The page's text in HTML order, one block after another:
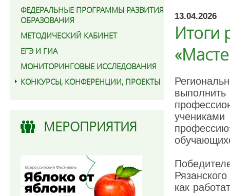
ФЕДЕРАЛЬНЫЕ ПРОГРАММЫ РАЗВИТИЯ
ОБРАЗОВАНИЯ
МЕТОДИЧЕСКИЙ КАБИНЕТ
ЕГЭ И ГИА
МОНИТОРИНГОВЫЕ ИССЛЕДОВАНИЯ
КОНКУРСЫ, КОНФЕРЕНЦИИ, ПРОЕКТЫ
МЕРОПРИЯТИЯ
13.04.2026
Итоги
как